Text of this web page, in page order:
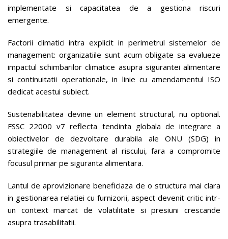
implementate si capacitatea de a gestiona riscuri
emergente.
Factorii climatici intra explicit in perimetrul sistemelor de
management: organizatiile sunt acum obligate sa evalueze
impactul schimbarilor climatice asupra sigurantei alimentare
si continuitatii operationale, in linie cu amendamentul ISO
dedicat acestui subiect.
Sustenabilitatea devine un element structural, nu optional.
FSSC 22000 v7 reflecta tendinta globala de integrare a
obiectivelor de dezvoltare durabila ale ONU (SDG) in
strategiile de management al riscului, fara a compromite
focusul primar pe siguranta alimentara.
Lantul de aprovizionare beneficiaza de o structura mai clara
in gestionarea relatiei cu furnizorii, aspect devenit critic intr-
un context marcat de volatilitate si presiuni crescande
asupra trasabilitatii.